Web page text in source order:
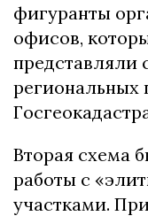
фигуранты
офисов,
представляли
региональных
Вторая схема
работы с
участками.